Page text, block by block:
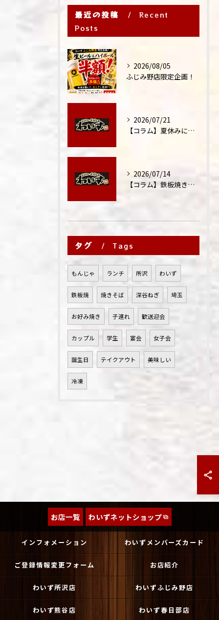
最近の投稿
Recent
Posts
2026/08/05
ふじみ野店限定企画！
2026/07/21
【コラム】夏休みに家族外食が増える理由
2026/07/14
【コラム】鉄板焼きが"コミュニケーション飯"と呼ばれる理由
タグ Tags
もんじゃ ランチ 所沢 わいず
鉄板焼 焼きそば 深谷ねぎ 埼玉
お好み焼き 子連れ 歓送迎会
カップル 学生 宴会 女子会
誕生日 テイクアウト 美味しい
冷凍
お店一覧 わいずネットショップ
インフォメーション わいずメンバーズカード
ご登録情報変更フォーム お店紹介
わいず所沢店 わいずふじみ野店
わいず熊谷店 わいず春日部店